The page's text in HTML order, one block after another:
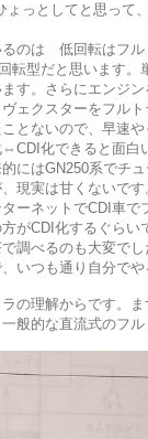
ょっとしてと思って
るのは 低回転はフ
型だと思います。
す。さらにエンジ
ェクスターをフルト
ことないので、早速
化できると面白
的にはGN250系でチ
現実は甘くないで
ーネットでCDI車
がCDI化するぐら
調べるのも大変で
いつも通り自分で
の理解からです。
般的な直流式のフ